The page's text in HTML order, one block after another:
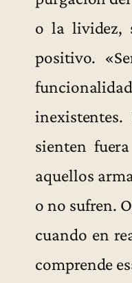
o la lividez,
positivo.
sienten
aquellos
o no sufren.
cuando en
comprende